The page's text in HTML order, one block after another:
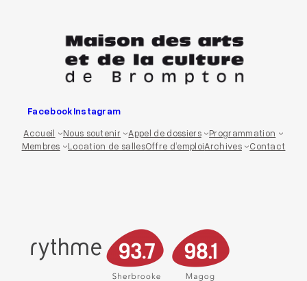
FacebookInstagram
Accueil
Nous soutenir Appel de dossiers
Programmation
Membres
Location de sallesOffre d’emploiArchives Contact